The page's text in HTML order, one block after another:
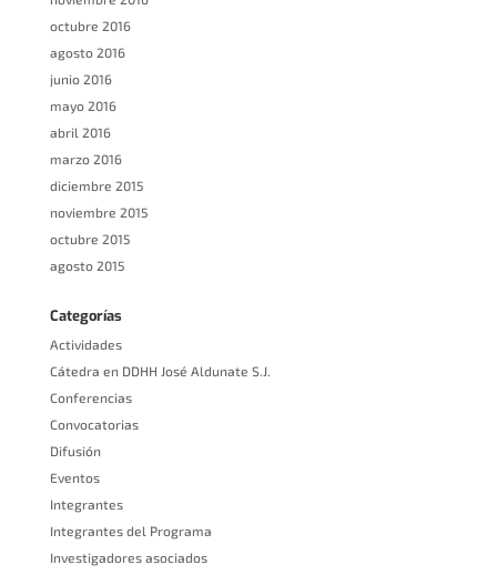
octubre 2016
agosto 2016
junio 2016
mayo 2016
abril 2016
marzo 2016
diciembre 2015
noviembre 2015
octubre 2015
agosto 2015
Categorías
Actividades
Cátedra en DDHH José Aldunate S.J.
Conferencias
Convocatorias
Difusión
Eventos
Integrantes
Integrantes del Programa
Investigadores asociados